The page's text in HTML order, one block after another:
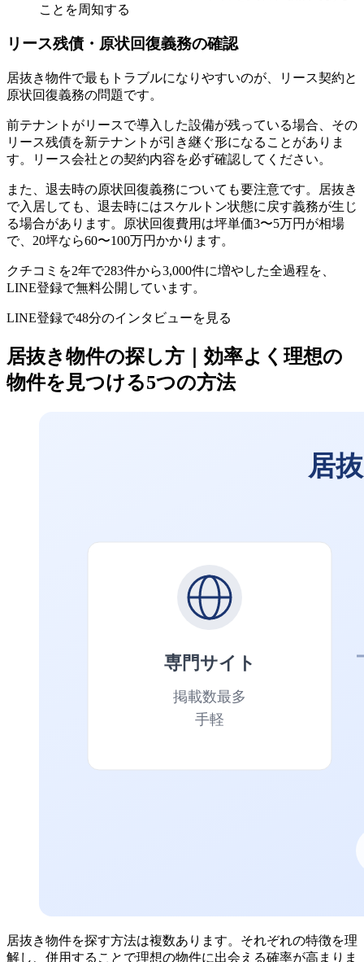
ことを周知する
リース残債・原状回復義務の確認
居抜き物件で最もトラブルになりやすいのが、リース契約と
原状回復義務の問題です。
前テナントがリースで導入した設備が残っている場合、その
リース残債を新テナントが引き継ぐ形になることがありま
す。リース会社との契約内容を必ず確認してください。
また、退去時の原状回復義務についても要注意です。居抜き
で入居しても、退去時にはスケルトン状態に戻す義務が生じ
る場合があります。原状回復費用は坪単価3〜5万円が相場
で、20坪なら60〜100万円かかります。
クチコミを2年で283件から3,000件に増やした全過程を、
LINE登録で無料公開しています。
LINE登録で48分のインタビューを見る
居抜き物件の探し方｜効率よく理想の
物件を見つける5つの方法
居抜き物件を探す方法は複数あります。それぞれの特徴を理
解し、併用することで理想の物件に出会える確率が高まりま